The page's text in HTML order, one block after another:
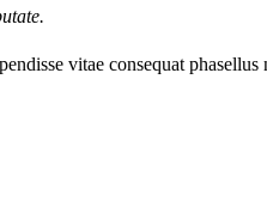
vitae consequat